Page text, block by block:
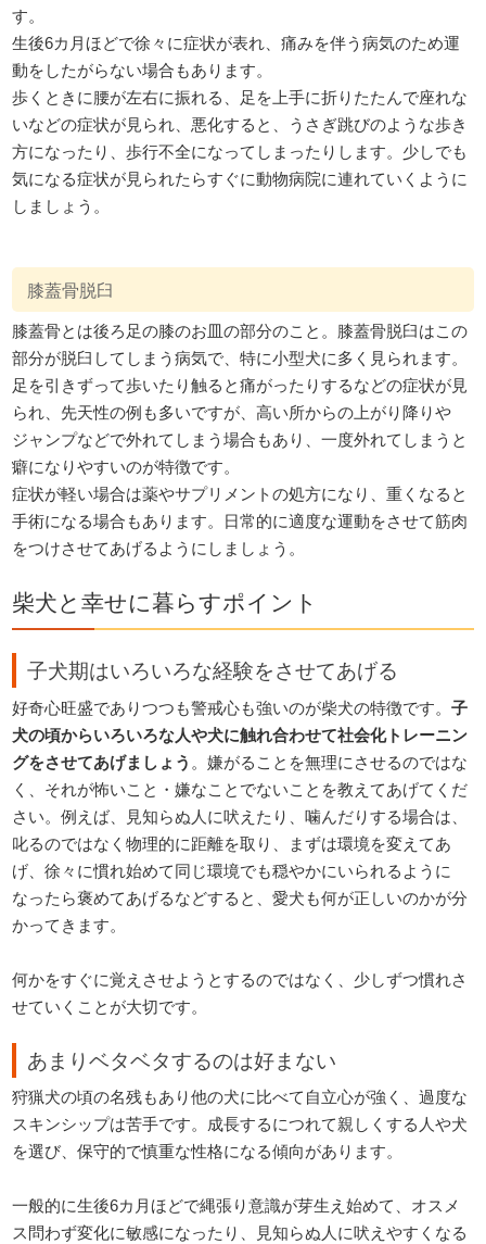
す。
生後6カ月ほどで徐々に症状が表れ、痛みを伴う病気のため運
動をしたがらない場合もあります。
歩くときに腰が左右に振れる、足を上手に折りたたんで座れな
いなどの症状が見られ、悪化すると、うさぎ跳びのような歩き
方になったり、歩行不全になってしまったりします。少しでも
気になる症状が見られたらすぐに動物病院に連れていくように
しましょう。
膝蓋骨脱臼
膝蓋骨とは後ろ足の膝のお皿の部分のこと。膝蓋骨脱臼はこの
部分が脱臼してしまう病気で、特に小型犬に多く見られます。
足を引きずって歩いたり触ると痛がったりするなどの症状が見
られ、先天性の例も多いですが、高い所からの上がり降りや
ジャンプなどで外れてしまう場合もあり、一度外れてしまうと
癖になりやすいのが特徴です。
症状が軽い場合は薬やサプリメントの処方になり、重くなると
手術になる場合もあります。日常的に適度な運動をさせて筋肉
をつけさせてあげるようにしましょう。
柴犬と幸せに暮らすポイント
子犬期はいろいろな経験をさせてあげる
好奇心旺盛でありつつも警戒心も強いのが柴犬の特徴です。子
犬の頃からいろいろな人や犬に触れ合わせて社会化トレーニン
グをさせてあげましょう 。嫌がることを無理にさせるのではな
く、それが怖いこと・嫌なことでないことを教えてあげてくだ
さい。例えば、見知らぬ人に吠えたり、噛んだりする場合は、
叱るのではなく物理的に距離を取り、まずは環境を変えてあ
げ、徐々に慣れ始めて同じ環境でも穏やかにいられるように
なったら褒めてあげるなどすると、愛犬も何が正しいのかが分
かってきます。
何かをすぐに覚えさせようとするのではなく、少しずつ慣れさ
せていくことが大切です。
あまりベタベタするのは好まない
狩猟犬の頃の名残もあり他の犬に比べて自立心が強く、過度な
スキンシップは苦手です。成長するにつれて親しくする人や犬
を選び、保守的で慎重な性格になる傾向があります。
一般的に生後6カ月ほどで縄張り意識が芽生え始めて、オスメ
ス問わず変化に敏感になったり、見知らぬ人に吠えやすくなる